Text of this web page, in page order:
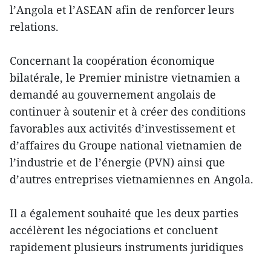
l’Angola et l’ASEAN afin de renforcer leurs
relations.
Concernant la coopération économique
bilatérale, le Premier ministre vietnamien a
demandé au gouvernement angolais de
continuer à soutenir et à créer des conditions
favorables aux activités d’investissement et
d’affaires du Groupe national vietnamien de
l’industrie et de l’énergie (PVN) ainsi que
d’autres entreprises vietnamiennes en Angola.
Il a également souhaité que les deux parties
accélèrent les négociations et concluent
rapidement plusieurs instruments juridiques